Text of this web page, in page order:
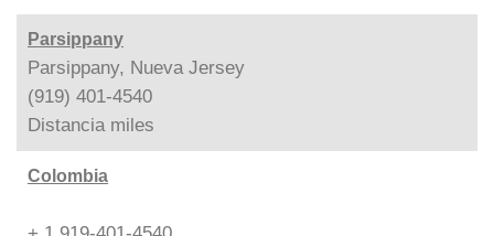
Parsippany
Parsippany, Nueva Jersey
(919) 401-4540
Distancia miles
Colombia